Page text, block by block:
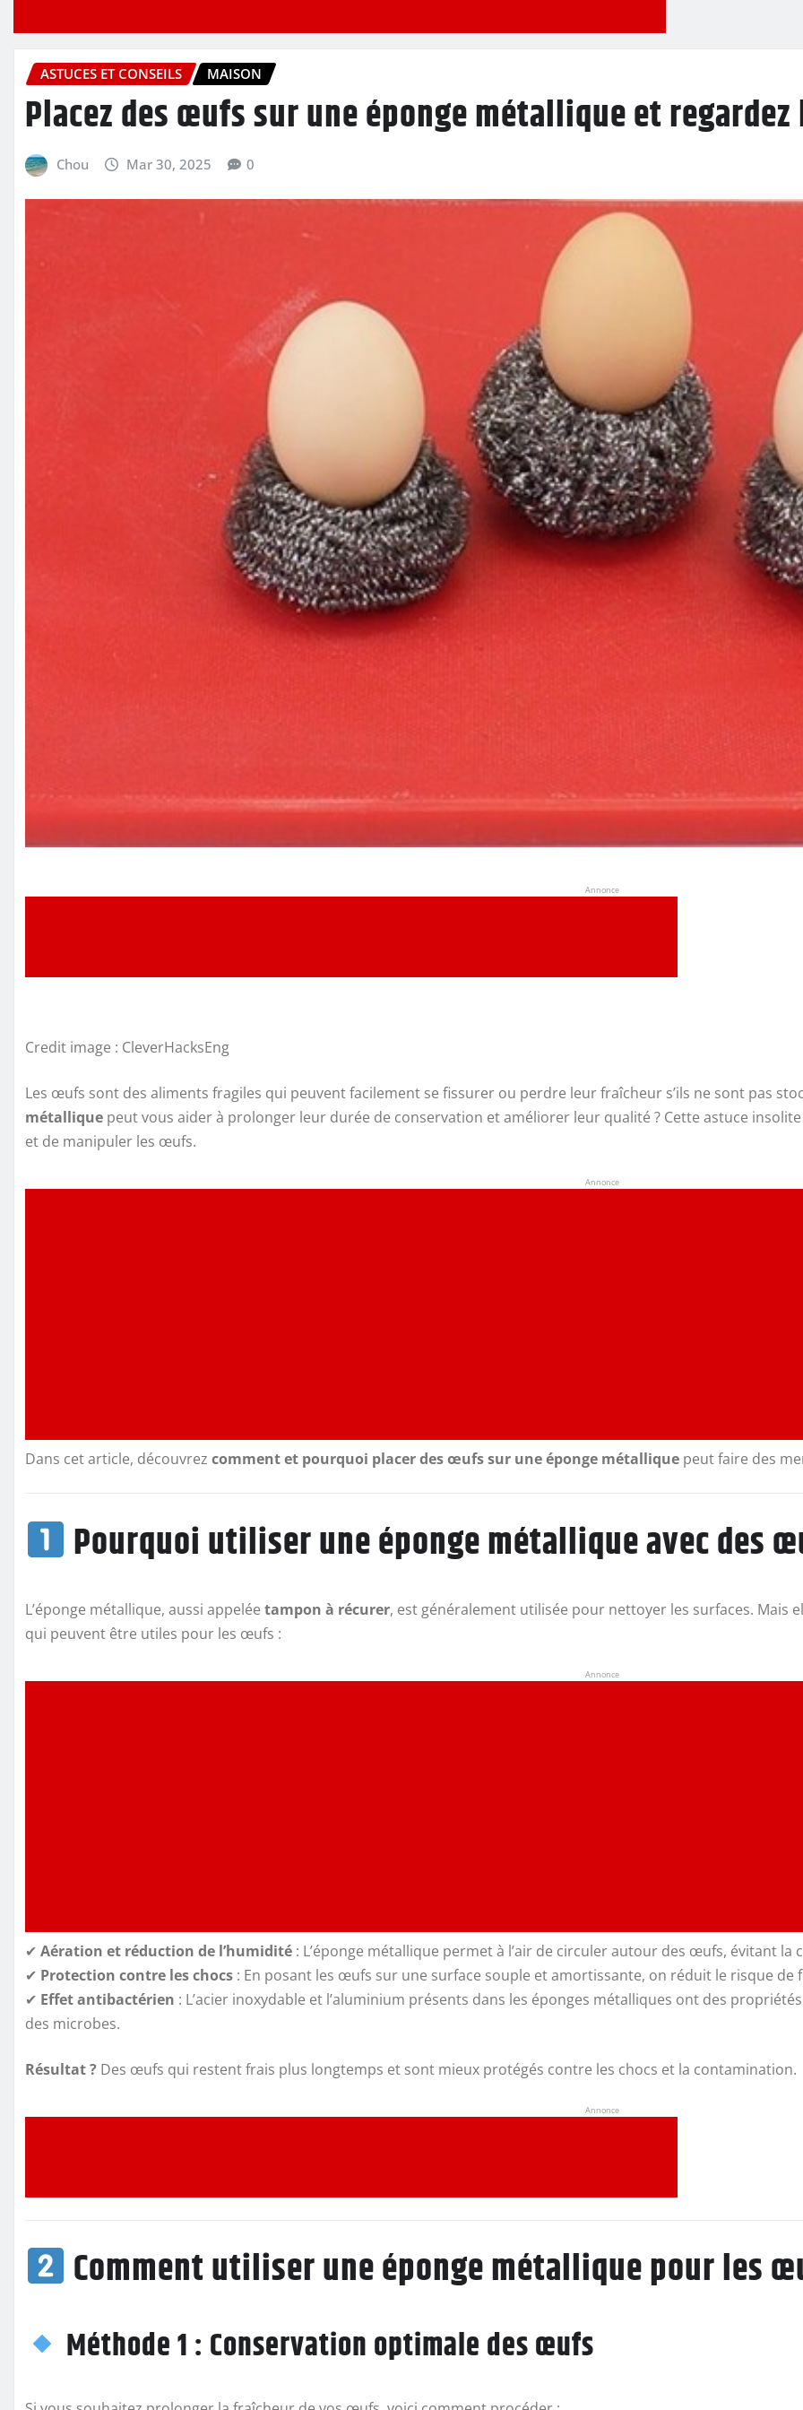
ASTUCES ET CONSEILS MAISON
Placez des œufs sur une éponge métallique et
Chou Mar 30, 2025 0
Annonce
Credit image : CleverHacksEng
Les œufs sont des aliments fragiles qui peuvent facilement se fissurer ou perdre leur fraîcheur s’ils ne sont pas
métallique peut vous aider à prolonger leur durée de conservation et améliorer leur qualité ? Cette astuce
et de manipuler les œufs.
Annonce
Dans cet article, découvrez comment et pourquoi placer des œufs sur une éponge métallique peut faire des
Pourquoi utiliser une éponge métallique avec des
L’éponge métallique, aussi appelée tampon à récurer, est généralement utilisée pour nettoyer les surfaces. Mais
qui peuvent être utiles pour les œufs :
Annonce
✔ Aération et réduction de l’humidité : L’éponge métallique permet à l’air de circuler autour des œufs, évitant la
✔ Protection contre les chocs : En posant les œufs sur une surface souple et amortissante, on réduit le risque de
✔ Effet antibactérien : L’acier inoxydable et l’aluminium présents dans les éponges métalliques ont des
des microbes.
Résultat ? Des œufs qui restent frais plus longtemps et sont mieux protégés contre les chocs et la contamination.
Annonce
Comment utiliser une éponge métallique pour les
Méthode 1 : Conservation optimale des œufs